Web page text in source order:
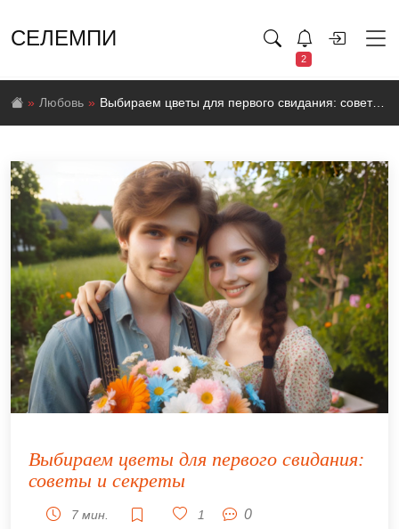
СЕЛЕМПИ
2
Любовь Выбираем цветы для первого свидания: советы и секреты
Выбираем цветы для первого свидания:
советы и секреты
7 мин. 1 0